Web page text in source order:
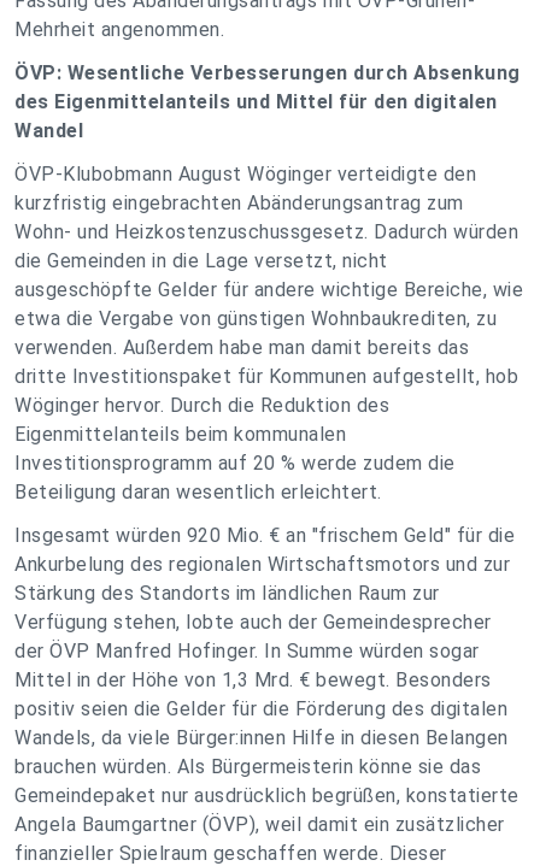
Mehrheit angenommen.
ÖVP: Wesentliche Verbesserungen durch Absenkung
des Eigenmittelanteils und Mittel für den digitalen
Wandel
ÖVP-Klubobmann August Wöginger verteidigte den
kurzfristig eingebrachten Abänderungsantrag zum
Wohn- und Heizkostenzuschussgesetz. Dadurch würden
die Gemeinden in die Lage versetzt, nicht
ausgeschöpfte Gelder für andere wichtige Bereiche, wie
etwa die Vergabe von günstigen Wohnbaukrediten, zu
verwenden. Außerdem habe man damit bereits das
dritte Investitionspaket für Kommunen aufgestellt, hob
Wöginger hervor. Durch die Reduktion des
Eigenmittelanteils beim kommunalen
Investitionsprogramm auf 20 % werde zudem die
Beteiligung daran wesentlich erleichtert.
Insgesamt würden 920 Mio. € an "frischem Geld" für die
Ankurbelung des regionalen Wirtschaftsmotors und zur
Stärkung des Standorts im ländlichen Raum zur
Verfügung stehen, lobte auch der Gemeindesprecher
der ÖVP Manfred Hofinger. In Summe würden sogar
Mittel in der Höhe von 1,3 Mrd. € bewegt. Besonders
positiv seien die Gelder für die Förderung des digitalen
Wandels, da viele Bürger:innen Hilfe in diesen Belangen
brauchen würden. Als Bürgermeisterin könne sie das
Gemeindepaket nur ausdrücklich begrüßen, konstatierte
Angela Baumgartner (ÖVP), weil damit ein zusätzlicher
finanzieller Spielraum geschaffen werde. Dieser